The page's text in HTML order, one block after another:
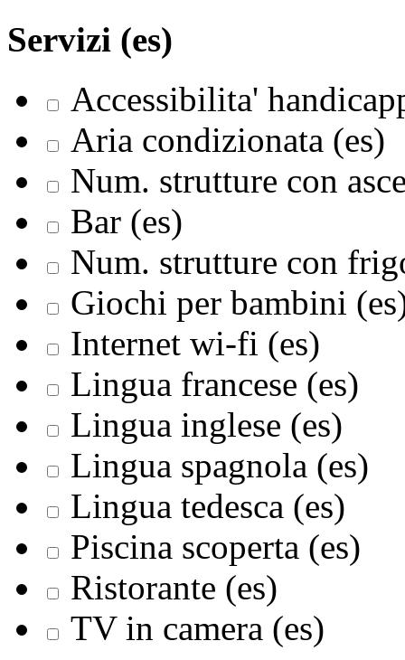
Servizi (es)
Accessibilita'
Aria condizionata (es)
Num. strutture con
Bar (es)
Num. strutture con
Giochi per bambini
Internet wi-fi (es)
Lingua francese (es)
Lingua inglese (es)
Lingua spagnola (es)
Lingua tedesca (es)
Piscina scoperta (es)
Ristorante (es)
TV in camera (es)